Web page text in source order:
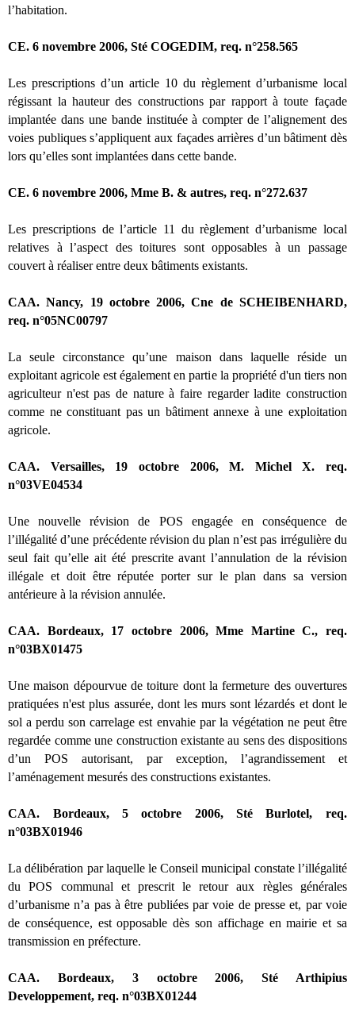
l’habitation.
CE. 6 novembre 2006, Sté COGEDIM, req. n°258.565
Les prescriptions d’un article 10 du règlement d’urbanisme local
régissant la hauteur des constructions par rapport à toute façade
implantée dans une bande instituée à compter de l’alignement des
voies publiques s’appliquent aux façades arrières d’un bâtiment dès
lors qu’elles sont implantées dans cette bande.
CE. 6 novembre 2006, Mme B. & autres, req. n°272.637
Les prescriptions de l’article 11 du règlement d’urbanisme local
relatives à l’aspect des toitures sont opposables à un passage
couvert à réaliser entre deux bâtiments existants.
CAA. Nancy, 19 octobre 2006, Cne de SCHEIBENHARD,
req. n°05NC00797
La seule circonstance qu’une maison dans laquelle réside un
exploitant agricole est également en partie la propriété d'un tiers non
agriculteur n'est pas de nature à faire regarder ladite construction
comme ne constituant pas un bâtiment annexe à une exploitation
agricole.
CAA. Versailles, 19 octobre 2006, M. Michel X. req.
n°03VE04534
Une nouvelle révision de POS engagée en conséquence de
l’illégalité d’une précédente révision du plan n’est pas irrégulière du
seul fait qu’elle ait été prescrite avant l’annulation de la révision
illégale et doit être réputée porter sur le plan dans sa version
antérieure à la révision annulée.
CAA. Bordeaux, 17 octobre 2006, Mme Martine C., req.
n°03BX01475
Une maison dépourvue de toiture dont la fermeture des ouvertures
pratiquées n'est plus assurée, dont les murs sont lézardés et dont le
sol a perdu son carrelage est envahie par la végétation ne peut être
regardée comme une construction existante au sens des dispositions
d’un POS autorisant, par exception, l’agrandissement et
l’aménagement mesurés des constructions existantes.
CAA. Bordeaux, 5 octobre 2006, Sté Burlotel, req.
n°03BX01946
La délibération par laquelle le Conseil municipal constate l’illégalité
du POS communal et prescrit le retour aux règles générales
d’urbanisme n’a pas à être publiées par voie de presse et, par voie
de conséquence, est opposable dès son affichage en mairie et sa
transmission en préfecture.
CAA. Bordeaux, 3 octobre 2006, Sté Arthipius
Developpement, req. n°03BX01244